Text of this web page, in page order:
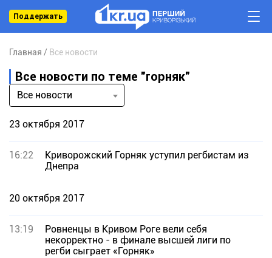
Поддержать
Главная Все новости
Все новости по теме "горняк"
Все новости
23 октября 2017
16:22
Криворожский Горняк уступил регбистам из
Днепра
20 октября 2017
13:19
Ровненцы в Кривом Роге вели себя
некорректно - в финале высшей лиги по
регби сыграет «Горняк»